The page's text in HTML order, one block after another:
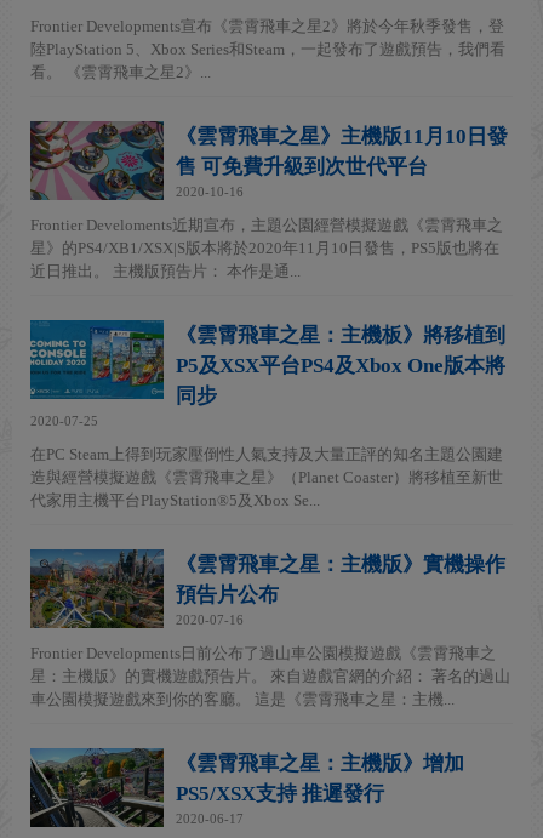
Frontier Developments宣布《雲霄飛車之星2》將於今年秋季發售，登
陸PlayStation 5、Xbox Series和Steam，一起發布了遊戲預告，我們看
看。 《雲霄飛車之星2》...
《雲霄飛車之星》主機版11月10日發
售 可免費升級到次世代平台
2020-10-16
Frontier Develoments近期宣布，主題公園經營模擬遊戲《雲霄飛車之
星》的PS4/XB1/XSX|S版本將於2020年11月10日發售，PS5版也將在
近日推出。 主機版預告片： 本作是通...
《雲霄飛車之星：主機板》將移植到
P5及XSX平台PS4及Xbox One版本將
同步
2020-07-25
在PC Steam上得到玩家壓倒性人氣支持及大量正評的知名主題公園建
造與經營模擬遊戲《雲霄飛車之星》（Planet Coaster）將移植至新世
代家用主機平台PlayStation®5及Xbox Se...
《雲霄飛車之星：主機版》實機操作
預告片公布
2020-07-16
Frontier Developments日前公布了過山車公園模擬遊戲《雲霄飛車之
星：主機版》的實機遊戲預告片。 來自遊戲官網的介紹： 著名的過山
車公園模擬遊戲來到你的客廳。 這是《雲霄飛車之星：主機...
《雲霄飛車之星：主機版》增加
PS5/XSX支持 推遲發行
2020-06-17